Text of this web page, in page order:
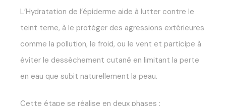
L’Hydratation de l’épiderme aide à lutter contre le
teint terne, à le protéger des agressions extérieures
comme la pollution, le froid, ou le vent et participe à
éviter le dessèchement cutané en limitant la perte
en eau que subit naturellement la peau.
Cette étape se réalise en deux phases :